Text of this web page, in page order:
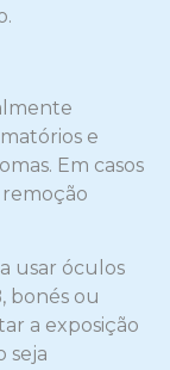
e
Em casos
remoção
usar óculos
bonés ou
a exposição
seja